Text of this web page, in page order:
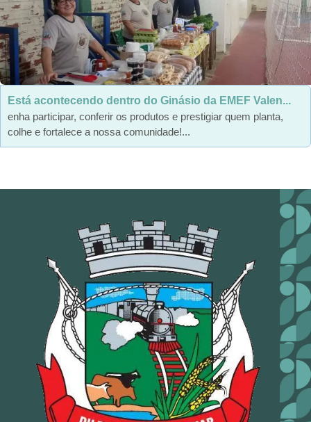
Está acontecendo dentro do Ginásio da EMEF Valen...
enha participar, conferir os produtos e prestigiar quem planta,
colhe e fortalece a nossa comunidade!...